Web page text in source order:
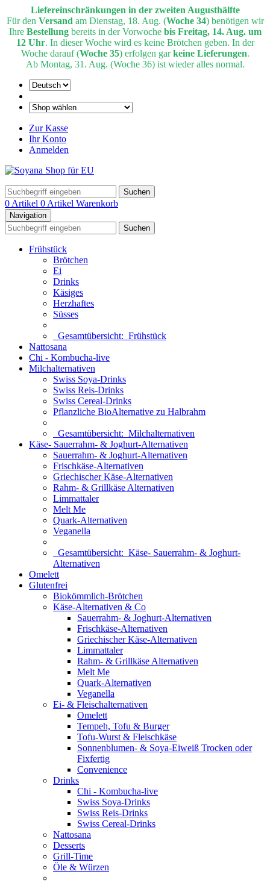
Liefereinschränkungen in der zweiten Augusthälfte
Für den Versand am Dienstag, 18. Aug. (Woche 34) benötigen wir
Ihre Bestellungbereits in der Vorwoche bis Freitag, 14. Aug. um
12 Uhr. In dieser Woche wird es keine Brötchen geben. In der
Woche darauf (Woche 35) erfolgen garkeine Lieferungen.
Ab Montag, 31. Aug. (Woche 36) ist wieder alles normal.
Zur Kasse
Ihr Konto
Anmelden
Suchen
0 Artikel 0 Artikel Warenkorb
Navigation
Suchen
Frühstück
Brötchen
Ei
Drinks
Käsiges
Herzhaftes
Süsses
Gesamtübersicht: Frühstück
Nattosana
Chi - Kombucha-live
Milchalternativen
Swiss Soya-Drinks
Swiss Reis-Drinks
Swiss Cereal-Drinks
Pflanzliche BioAlternative zu Halbrahm
Gesamtübersicht: Milchalternativen
Käse- Sauerrahm- & Joghurt-Alternativen
Sauerrahm- & Joghurt-Alternativen
Frischkäse-Alternativen
Griechischer Käse-Alternativen
Rahm- & Grillkäse Alternativen
Limmattaler
Melt Me
Quark-Alternativen
Veganella
Gesamtübersicht: Käse- Sauerrahm- & Joghurt-
Alternativen
Omelett
Glutenfrei
Biokömmlich-Brötchen
Käse-Alternativen & Co
Sauerrahm- & Joghurt-Alternativen
Frischkäse-Alternativen
Griechischer Käse-Alternativen
Limmattaler
Rahm- & Grillkäse Alternativen
Melt Me
Quark-Alternativen
Veganella
Ei- & Fleischalternativen
Omelett
Tempeh, Tofu & Burger
Tofu-Wurst & Fleischkäse
Sonnenblumen- & Soya-Eiweiß Trocken oder
Fixfertig
Convenience
Drinks
Chi - Kombucha-live
Swiss Soya-Drinks
Swiss Reis-Drinks
Swiss Cereal-Drinks
Nattosana
Desserts
Grill-Time
Öle & Würzen